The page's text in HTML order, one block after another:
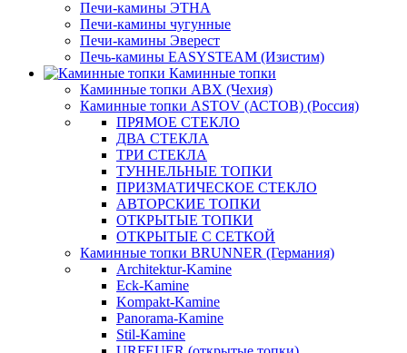
Печи-камины ЭТНА
Печи-камины чугунные
Печи-камины Эверест
Печь-камины EASYSTEAM (Изистим)
Каминные топки
Каминные топки ABX (Чехия)
Каминные топки ASTOV (АСТОВ) (Россия)
ПРЯМОЕ СТЕКЛО
ДВА СТЕКЛА
ТРИ СТЕКЛА
ТУННЕЛЬНЫЕ ТОПКИ
ПРИЗМАТИЧЕСКОЕ СТЕКЛО
АВТОРСКИЕ ТОПКИ
ОТКРЫТЫЕ ТОПКИ
ОТКРЫТЫЕ С СЕТКОЙ
Каминные топки BRUNNER (Германия)
Architektur-Kamine
Eck-Kamine
Kompakt-Kamine
Panorama-Kamine
Stil-Kamine